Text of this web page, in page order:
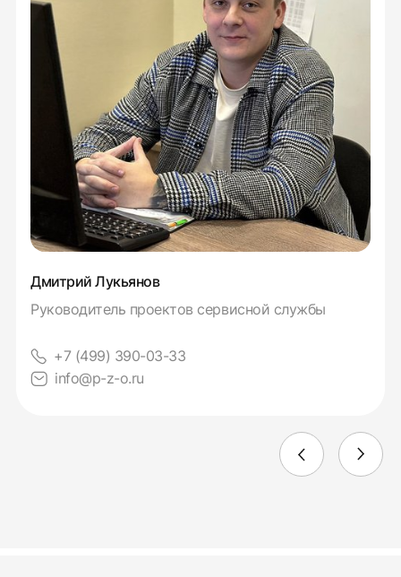
Дмитрий Лукьянов
Руководитель проектов сервисной службы
+7 (499) 390-03-33
info@p-z-o.ru